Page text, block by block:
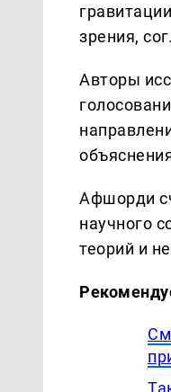
зрения,
Авторы
Афшорди
научного
теорий и